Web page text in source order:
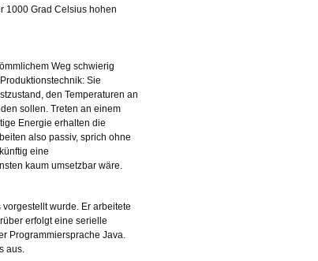
1000 Grad Celsius hohen
Weg schwierig
Sie
den Temperaturen an
sollen. Treten an einem
Energie erhalten die
also passiv, sprich ohne
eine
kaum umsetzbar wäre.
wurde. Er arbeitete
erfolgt eine serielle
Programmiersprache Java.
aus.